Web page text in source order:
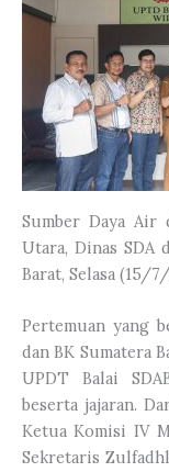
Sumber Daya Air
Utara, Dinas SDA
Barat, Selasa (15/
Pertemuan yang
dan BK Sumatera
UPDT Balai
beserta jajaran.
Ketua Komisi IV
Sekretaris